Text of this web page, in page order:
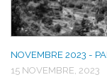
NOVEMBRE 2023 -
15 NOVEMBRE, 2023